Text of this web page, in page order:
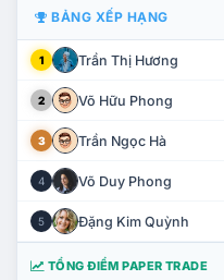
BẢNG XẾP HẠNG
1 Trần Thị Hương
2 Võ Hữu Phong
3 Trần Ngọc Hà
4 Võ Duy Phong
5 Đặng Kim Quỳnh
TỔNG ĐIỂM PAPER TRADE